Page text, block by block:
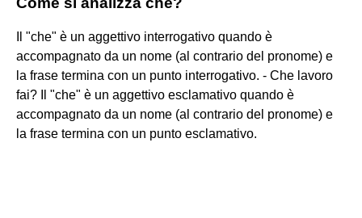
Il "che" è un aggettivo interrogativo quando è
accompagnato da un nome (al contrario del pronome) e
la frase termina con un punto interrogativo. - Che lavoro
fai? Il "che" è un aggettivo esclamativo quando è
accompagnato da un nome (al contrario del pronome) e
la frase termina con un punto esclamativo.